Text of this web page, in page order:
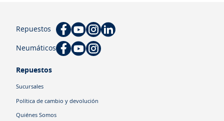
Repuestos
Neumáticos
Repuestos
Sucursales
Política de cambio y devolución
Quiénes Somos